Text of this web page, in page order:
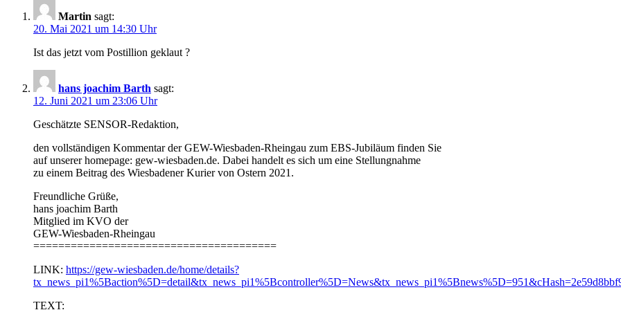
Martin sagt:
20. Mai 2021 um 14:30 Uhr
Ist das jetzt vom Postillion geklaut ?
hans joachim Barth sagt:
12. Juni 2021 um 23:06 Uhr
Geschätzte SENSOR-Redaktion,
den vollständigen Kommentar der GEW-Wiesbaden-Rheingau zum EBS-Jubiläum finden Sie
auf unserer homepage: gew-wiesbaden.de. Dabei handelt es sich um eine Stellungnahme
zu einem Beitrag des Wiesbadener Kurier von Ostern 2021.
Freundliche Grüße,
hans joachim Barth
Mitglied im KVO der
GEW-Wiesbaden-Rheingau
=======================================
LINK: https://gew-wiesbaden.de/home/details?
TEXT: